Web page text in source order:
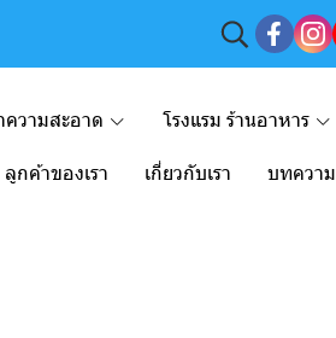
วามสะอาด โรงแรม ร้านอาหาร
ลูกค้าของเรา เกี่ยวกับเรา บทความ